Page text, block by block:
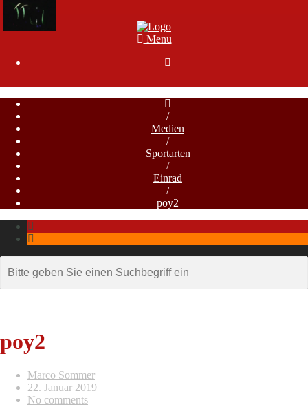
Menu

/
Medien
/
Sportarten
/
Einrad
/
poy2
poy2
Marco Sommer
22. Januar 2019
No comments